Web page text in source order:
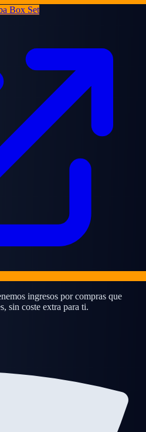
Box Set
ingresos por compras que
sin coste extra para ti.